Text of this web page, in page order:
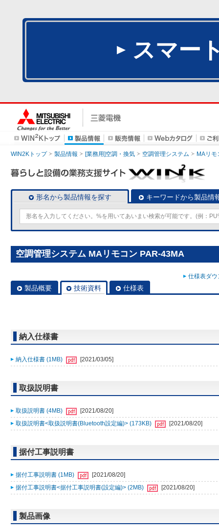
スマー
WIN2Kトップ 製品情報 [業務用]空調・換気 空調管理システム MAリモ
形名から製品情報を探す キーワードから製品情
空調管理システム MAリモコン PAR-43MA
仕様表ダ
製品概要 技術資料 仕様表
納入仕様書
納入仕様書 (1MB) [2021/03/05]
取扱説明書
取扱説明書 (4MB)
[2021/08/20]
取扱説明書<取扱説明書(Bluetooth設定編)> (173KB)
[2021/08/20]
据付工事説明書
据付工事説明書 (1MB)
[2021/08/20]
据付工事説明書<据付工事説明書(設定編)> (2MB)
[2021/08/20]
製品画像